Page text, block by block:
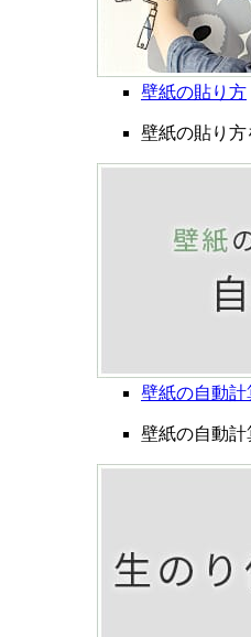
壁紙の貼り方
壁紙の貼り
壁紙の自動計
壁紙の自動計